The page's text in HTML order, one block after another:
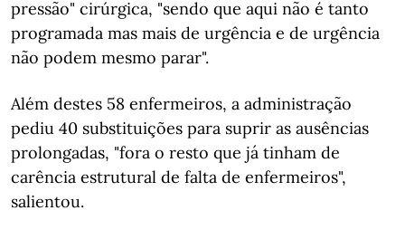
pressão" cirúrgica, "sendo que aqui não é tanto
programada mas mais de urgência e de urgência
não podem mesmo parar".
Além destes 58 enfermeiros, a administração
pediu 40 substituições para suprir as ausências
prolongadas, "fora o resto que já tinham de
carência estrutural de falta de enfermeiros",
salientou.